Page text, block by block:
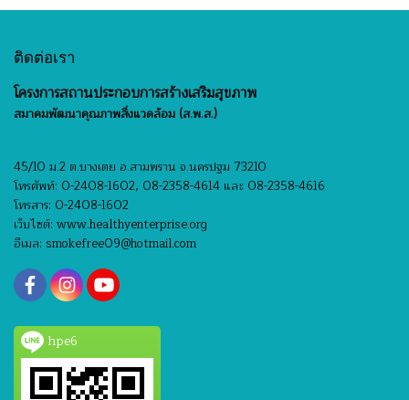
ติดต่อเรา
โครงการสถานประกอบการสร้างเสริมสุขภาพ
สมาคมพัฒนาคุณภาพสิ่งแวดล้อม (ส.พ.ส.)
45/10 ม.2 ต.บางเตย อ.สามพราน จ.นครปฐม 73210
โทรศัพท์: 0-2408-1602, 08-2358-4614 และ 08-2358-4616
โทรสาร: 0-2408-1602
เว็บไซต์: www.healthyenterprise.org
อีเมล: smokefree09@hotmail.com
hpe6